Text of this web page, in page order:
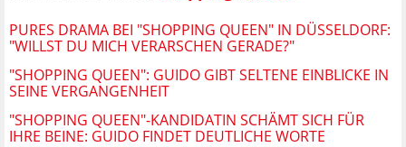
PURES DRAMA BEI "SHOPPING QUEEN" IN DÜSSELDORF:
"WILLST DU MICH VERARSCHEN GERADE?"
"SHOPPING QUEEN": GUIDO GIBT SELTENE EINBLICKE IN
SEINE VERGANGENHEIT
"SHOPPING QUEEN"-KANDIDATIN SCHÄMT SICH FÜR
IHRE BEINE: GUIDO FINDET DEUTLICHE WORTE